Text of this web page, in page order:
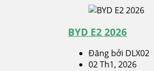
BYD E2 2026
Đăng bởi DLX02
02 Th1, 2026